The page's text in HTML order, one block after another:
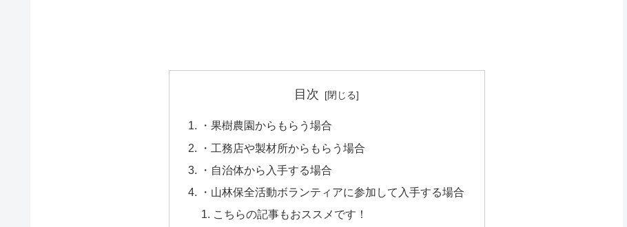
目次
・果樹農園からもらう場合
・工務店や製材所からもらう場合
・自治体から入手する場合
・山林保全活動ボランティアに参加して入手する場合
こちらの記事もおススメです！